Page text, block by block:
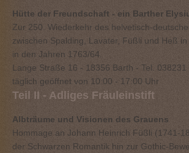
Hütte der Freundschaft - ein Barther
Zur 250. Wiederkehr des helvetisch-
zwischen Spalding, Lavater, Füßli und Heß in
in den Jahren 1763/64.
Lange Straße 16 - 18356 Barth - Tel. 038231
täglich geöffnet von 10:00 - 17:00 Uhr
Teil II - Adliges Fräuleinstift
Albträume und Visionen des Grauens
Hommage an Johann Heinrich Füßli (1741-
der Schwarzen Romantik hin zur Gothic-